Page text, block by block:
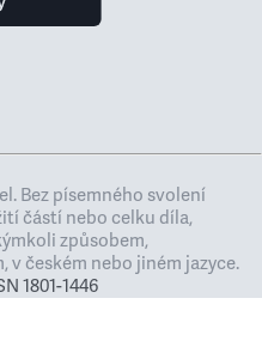
Bez písemného svolení
částí nebo celku díla,
způsobem,
českém nebo jiném jazyce.
1801-1446